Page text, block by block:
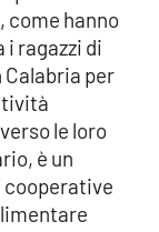
come hanno
i ragazzi di
per
le loro
è un
cooperative